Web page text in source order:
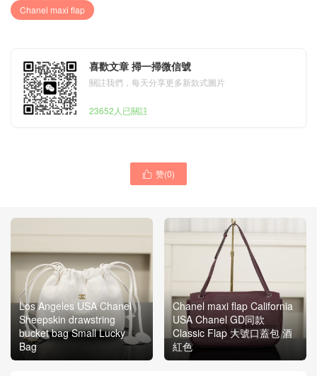
Chanel maxi flap
喜歡文章 掃一掃微信號
關註我們，每天分享更多新款式圖片
23652人已關註
 赞(0)
Los Angeles USA Chanel
Sheepskin drawstring
bucket bag Small Lucky
Bag
Chanel maxi flap California
USA Chanel GD同款
Classic Flap 大號口蓋包 酒
紅色